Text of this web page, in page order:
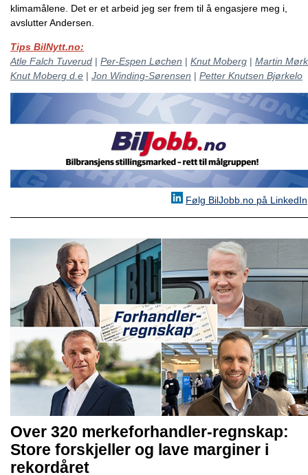
klimamålene. Det er et arbeid jeg ser frem til å engasjere meg i,
avslutter Andersen.
Tips BilNytt.no:
Atle Falch Tuverud | Per-Espen Løchen | Knut Moberg | Martin Mørk
Knut Moberg d.e | Jon Winding-Sørensen | Petter Knutsen Bjørkelo
Følg BilJobb.no på LinkedIn
Over 320 merkeforhandler-regnskap:
Store forskjeller og lave marginer i
rekordåret